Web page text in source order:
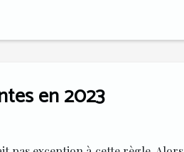
en 2023